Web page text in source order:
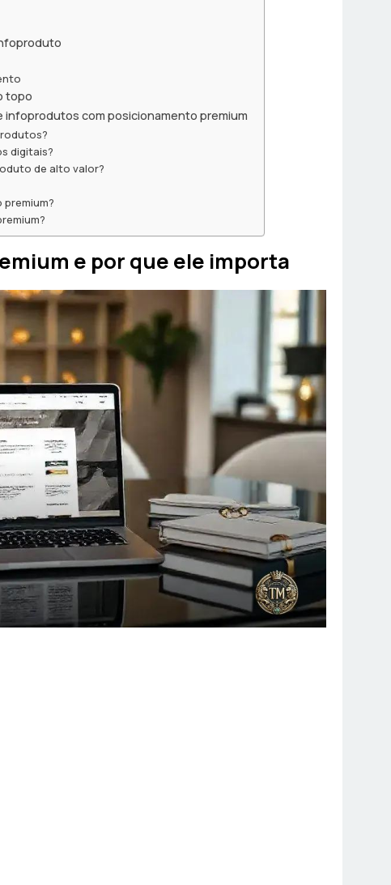
topo
infoprodutos com posicionamento premium
digitais?
de alto valor?
e por que ele importa